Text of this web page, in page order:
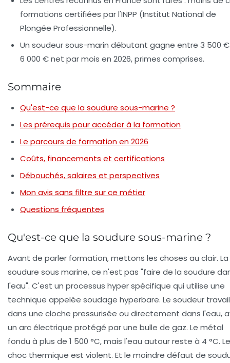
formations certifiées par l'INPP (Institut National de
Plongée Professionnelle).
Un soudeur sous-marin débutant gagne entre 3 500
6 000 € net par mois en 2026, primes comprises.
Sommaire
Qu'est-ce que la soudure sous-marine ?
Les prérequis pour accéder à la formation
Le parcours de formation en 2026
Coûts, financements et certifications
Débouchés, salaires et perspectives
Mon avis sans filtre sur ce métier
Questions fréquentes
Qu'est-ce que la soudure sous-marine ?
Avant de parler formation, mettons les choses au clair. La
soudure sous marine, ce n'est pas "faire de la soudure
l'eau". C'est un processus hyper spécifique qui utilise une
technique appelée soudage hyperbare. Le soudeur
dans une cloche pressurisée ou directement dans l'eau,
un arc électrique protégé par une bulle de gaz. Le métal
fondu à plus de 1 500 °C, mais l'eau autour reste à 4 °C. Le
choc thermique est violent. Et le moindre défaut de